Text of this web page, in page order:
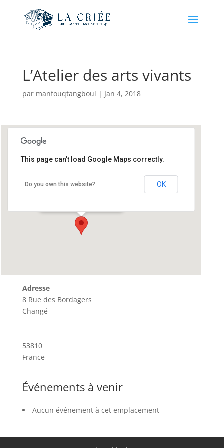
L’Atelier des arts vivants
par manfouqtangboul | Jan 4, 2018
L’Atelier des arts vivants
This page can't load Google Maps correctly.
Do you own this website? OK
Adresse
8 Rue des Bordagers
Changé
53810
France
Événements à venir
Aucun événement à cet emplacement